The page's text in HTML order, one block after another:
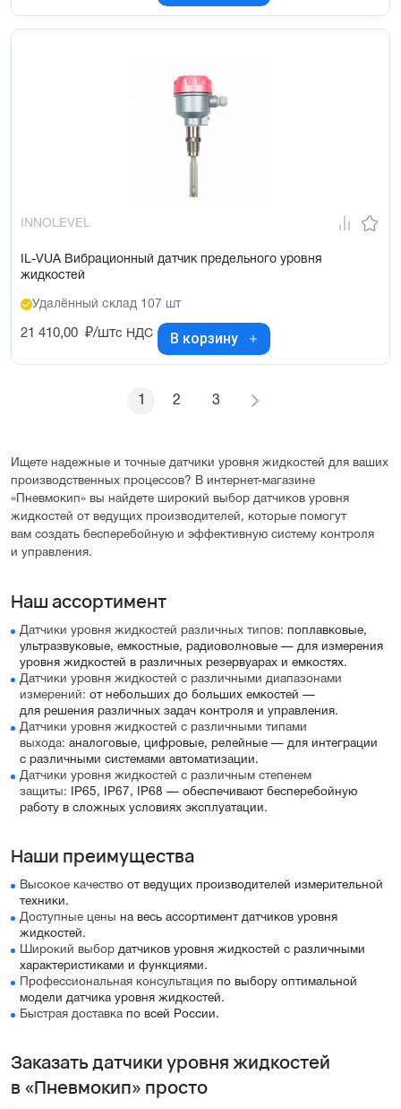
INNOLEVEL
IL-VUA Вибрационный датчик предельного уровня
жидкостей
Удалённый склад 107 шт
21 410,00 ₽/штс НДС В корзину
1 2 3
Ищете надежные и точные датчики уровня жидкостей для ваших
производственных процессов? В интернет-магазине
«Пневмокип» вы найдете широкий выбор датчиков уровня
жидкостей от ведущих производителей, которые помогут
вам создать бесперебойную и эффективную систему контроля
и управления.
Наш ассортимент
Датчики уровня жидкостей различных типов: поплавковые,
ультразвуковые, емкостные, радиоволновые — для измерения
уровня жидкостей в различных резервуарах и емкостях.
Датчики уровня жидкостей с различными диапазонами
измерений: от небольших до больших емкостей —
для решения различных задач контроля и управления.
Датчики уровня жидкостей с различными типами
выхода: аналоговые, цифровые, релейные — для интеграции
с различными системами автоматизации.
Датчики уровня жидкостей с различным степенем
защиты:
IP65, IP67, IP68 — обеспечивают бесперебойную
работу в сложных условиях эксплуатации.
Наши преимущества
Высокое качество от ведущих производителей измерительной
техники.
Доступные цены на весь ассортимент датчиков уровня
жидкостей.
Широкий выбор датчиков уровня жидкостей с различными
характеристиками и функциями.
Профессиональная консультация по выбору оптимальной
модели датчика уровня жидкостей.
Быстрая доставка по всей России.
Заказать датчики уровня жидкостей
в «Пневмокип» просто